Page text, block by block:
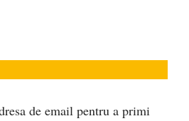
de email pentru a primi